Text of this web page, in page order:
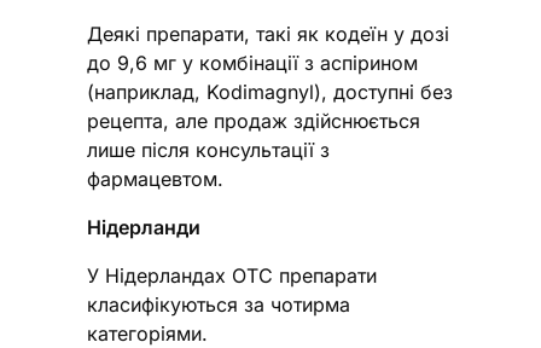
Деякі препарати, такі як кодеїн у дозі
до 9,6 мг у комбінації з аспірином
(наприклад, Kodimagnyl), доступні без
рецепта, але продаж здійснюється
лише після консультації з
фармацевтом.
Нідерланди
У Нідерландах ОТС препарати
класифікуються за чотирма
категоріями.